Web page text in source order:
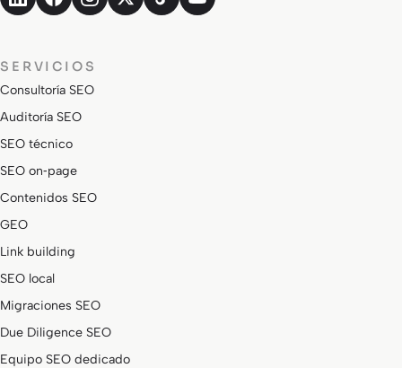
SERVICIOS
Consultoría SEO
Auditoría SEO
SEO técnico
SEO on‑page
Contenidos SEO
GEO
Link building
SEO local
Migraciones SEO
Due Diligence SEO
Equipo SEO dedicado